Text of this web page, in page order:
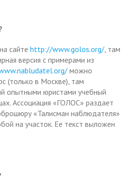
сайте http://www.golos.org/ , там
версия с примерами из
можно
(только в Москве), там
опытными юристами учебный
Ассоциация «ГОЛОС» раздает
«Талисман наблюдателя»
на участок. Ее текст выложен